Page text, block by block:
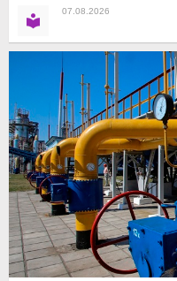
07.08.2026